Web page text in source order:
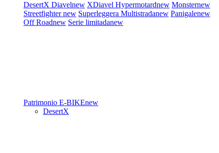
DesertX Diavelnew XDiavel Hypermotardnew Monsternew
Streetfighternew Superleggera Multistradanew Panigalenew
Off Roadnew Serie limitadanew
Patrimonio E-BIKEnew
DesertX